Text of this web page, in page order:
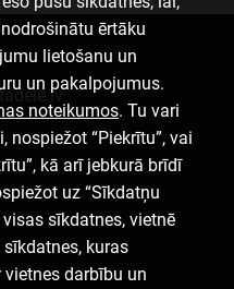
ērtāku
lietošanu un
un pakalpojumus.
noteikumos. Tu vari
“Piekrītu”, vai
kā arī jebkurā brīdī
uz “Sīkdatņu
sīkdatnes, vietnē
kuras
darbību un